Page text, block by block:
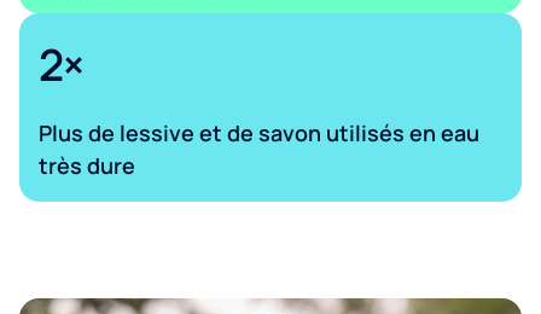
2×
Plus de lessive et de savon utilisés en eau
très dure